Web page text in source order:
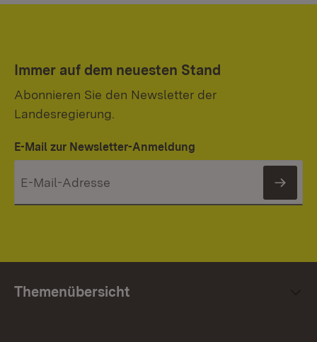
Immer auf dem neuesten Stand
Abonnieren Sie den Newsletter der
Landesregierung.
E-Mail zur Newsletter-Anmeldung
Themenübersicht